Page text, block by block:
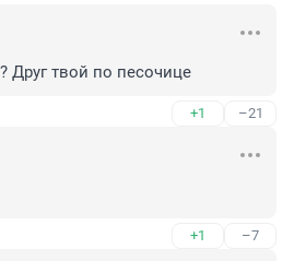
Друг твой по песочице
+1 –21
+1 –7